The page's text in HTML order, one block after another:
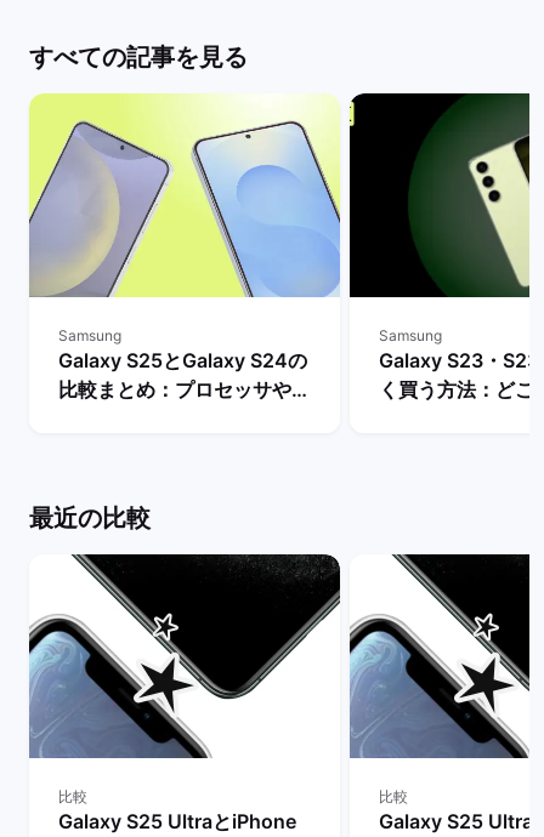
すべての記事を見る
Samsung
Galaxy S25とGalaxy S24の
比較まとめ：プロセッサやバ
Samsung
Galaxy S23・
く買う方法：どこ
最近の比較
比較
Galaxy S25 UltraとiPhone
比較
Galaxy S25 Ultra